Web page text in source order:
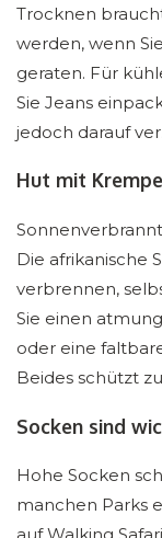
Trocknen
werden, wenn
geraten. Für
Sie Jeans
jedoch darauf
Hut mit Krempe
Die afrikanische
verbrennen,
Sie einen
oder eine
Beides schützt
Socken sind
Hohe Socken
manchen Parks